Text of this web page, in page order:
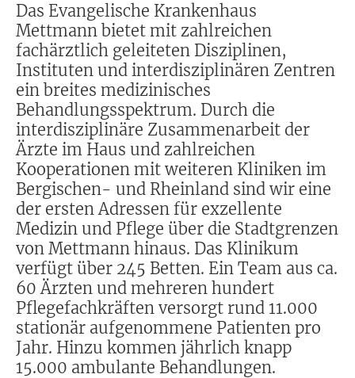
Das Evangelische Krankenhaus
Mettmann bietet mit zahlreichen
fachärztlich geleiteten Disziplinen,
Instituten und interdisziplinären Zentren
ein breites medizinisches
Behandlungsspektrum. Durch die
interdisziplinäre Zusammenarbeit der
Ärzte im Haus und zahlreichen
Kooperationen mit weiteren Kliniken im
Bergischen- und Rheinland sind wir eine
der ersten Adressen für exzellente
Medizin und Pflege über die Stadtgrenzen
von Mettmann hinaus. Das Klinikum
verfügt über 245 Betten. Ein Team aus ca.
60 Ärzten und mehreren hundert
Pflegefachkräften versorgt rund 11.000
stationär aufgenommene Patienten pro
Jahr. Hinzu kommen jährlich knapp
15.000 ambulante Behandlungen.